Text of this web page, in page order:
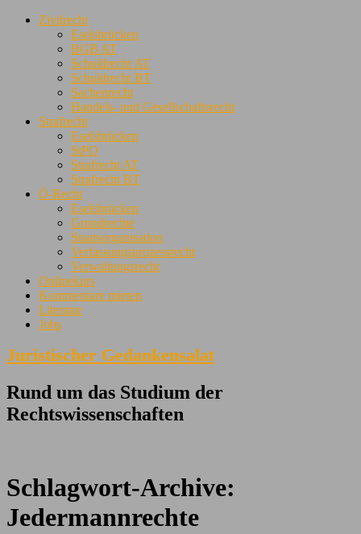
Zivilrecht
Eselsbrücken
BGB AT
Schuldrecht AT
Schuldrecht BT
Sachenrecht
Handels- und Gesellschaftsrecht
Strafrecht
Eselsbrücken
StPO
Strafrecht AT
Strafrecht BT
Ö-Recht
Eselsbrücken
Grundrechte
Staatsorganisation
Verfassungsprozessrecht
Verwaltungsrecht
Onlinekurs
Kommentare mieten
Literatur
Jobs
Juristischer Gedankensalat
Rund um das Studium der
Rechtswissenschaften
Schlagwort-Archive:
Jedermannrechte